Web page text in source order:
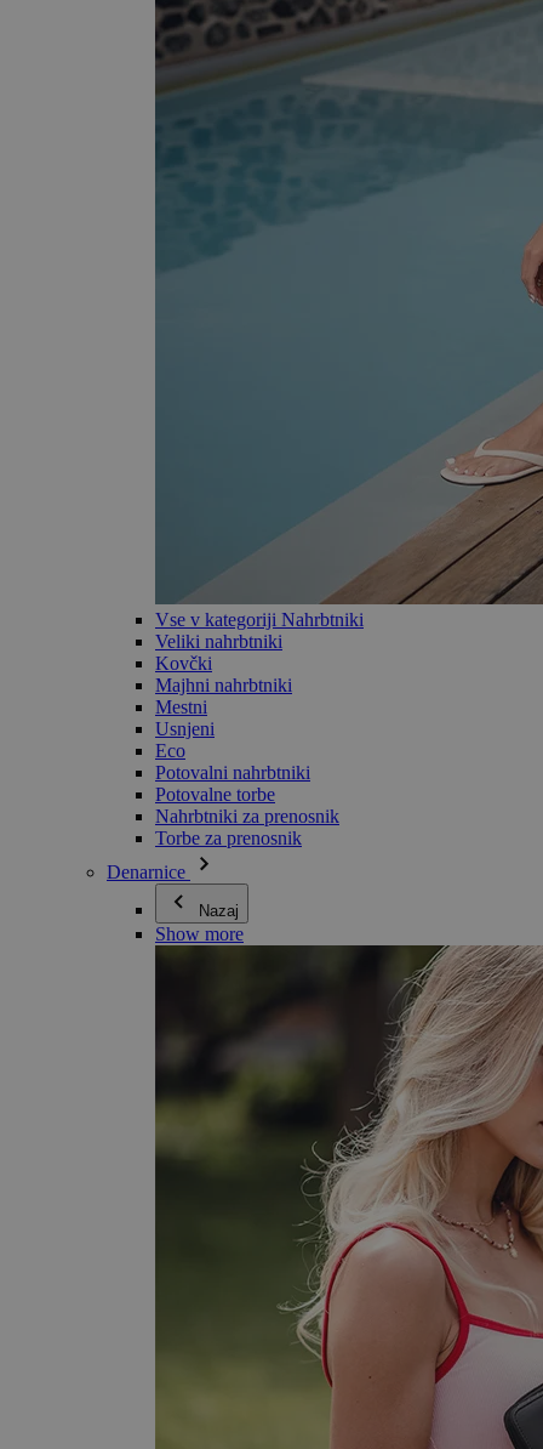
Vse v kategoriji Nahrbtniki
Veliki nahrbtniki
Kovčki
Majhni nahrbtniki
Mestni
Usnjeni
Eco
Potovalni nahrbtniki
Potovalne torbe
Nahrbtniki za prenosnik
Torbe za prenosnik
Denarnice
Nazaj
Show more